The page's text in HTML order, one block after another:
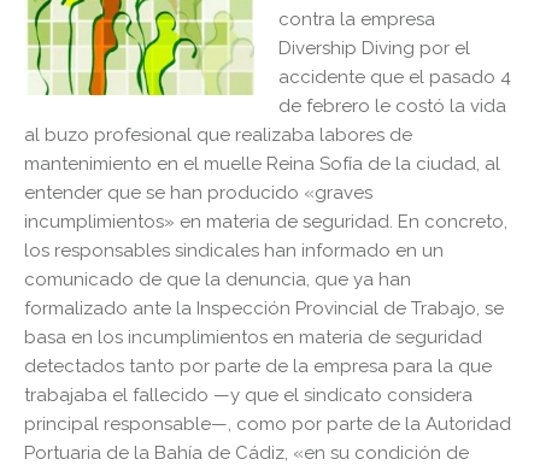
contra la empresa
Divership Diving por el
accidente que el pasado 4
de febrero le costó la vida
al buzo profesional que realizaba labores de
mantenimiento en el muelle Reina Sofía de la ciudad, al
entender que se han producido «graves
incumplimientos» en materia de seguridad. En concreto,
los responsables sindicales han informado en un
comunicado de que la denuncia, que ya han
formalizado ante la Inspección Provincial de Trabajo, se
basa en los incumplimientos en materia de seguridad
detectados tanto por parte de la empresa para la que
trabajaba el fallecido —y que el sindicato considera
principal responsable—, como por parte de la Autoridad
Portuaria de la Bahía de Cádiz, «en su condición de